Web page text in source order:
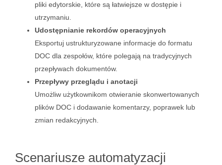
pliki edytorskie, które są łatwiejsze w dostępie i
utrzymaniu.
Udostępnianie rekordów operacyjnych
Eksportuj ustrukturyzowane informacje do formatu
DOC dla zespołów, które polegają na tradycyjnych
przepływach dokumentów.
Przepływy przeglądu i anotacji
Umożliw użytkownikom otwieranie skonwertowanych
plików DOC i dodawanie komentarzy, poprawek lub
zmian redakcyjnych.
Scenariusze automatyzacji